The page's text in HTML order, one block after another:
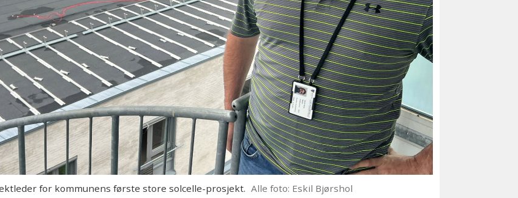
for kommunens første store solcelle-prosjekt. Alle foto: Eskil Bjørshol